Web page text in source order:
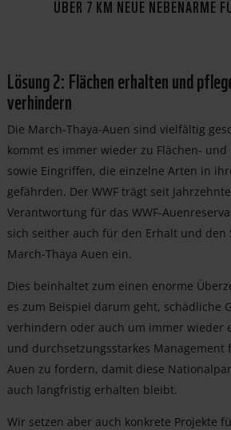
ÜBER 7 KM NEUE NEBENARME
Lösung 2: Flächen erhalten und
verhindern
Die March-Thaya-Auen sind vielfältig
kommt es immer wieder zu Flächen-
sowie Eingriffen, die einzelne Arten in
gefährden. Der WWF trägt seit
Verantwortung für das WWF-
sich seither auch für den Erhalt und den
March-Thaya Auen ein.
Dies beinhaltet zum einen enorme
es zum Beispiel darum geht, schädliche
verhindern oder auch um immer wieder
und durchsetzungsstarkes Management
Auen zu fordern, damit diese
auch langfristig erhalten bleibt.
Wir setzen aber auch konkrete Projekte